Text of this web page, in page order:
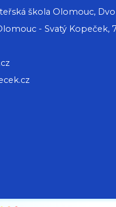
škola Olomouc,
- Svatý Kopeček,